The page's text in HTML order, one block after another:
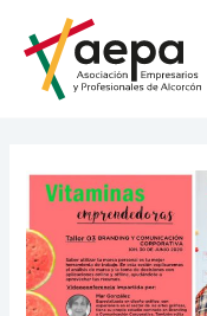
contenido